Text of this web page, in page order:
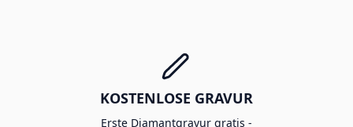
KOSTENLOSE GRAVUR
Erste Diamantgravur gratis -